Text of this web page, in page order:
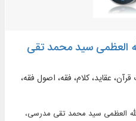
العظمی سید محمد تقی
عقاید، کلام، فقه، اصول فقه،
العظمی سید محمد تقی مدرسی،